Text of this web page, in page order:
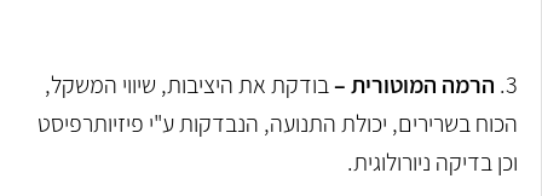
3. הרמה המוטורית –בודקת את היציבות, שיווי המשקל,
הכוח בשרירים, יכולת התנועה, הנבדקות ע"י פיזיותרפיסט
וכן בדיקה ניורולוגית.